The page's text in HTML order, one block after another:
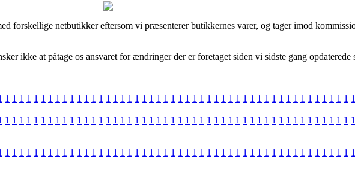
forskellige netbutikker eftersom vi præsenterer butikkernes varer, og tager imod
ikke at påtage os ansvaret for ændringer der er foretaget siden vi sidste gang opdaterede
1 1 1 1 1 1 1 1 1 1 1 1 1 1 1 1 1 1 1 1 1 1 1 1 1 1 1 1 1 1 1 1 1 1 1 1 1 1 1 1 1 1 1 1 1 1 1 1 1
1 1 1 1 1 1 1 1 1 1 1 1 1 1 1 1 1 1 1 1 1 1 1 1 1 1 1 1 1 1 1 1 1 1 1 1 1 1 1 1 1 1 1 1 1 1 1 1 1
1 1 1 1 1 1 1 1 1 1 1 1 1 1 1 1 1 1 1 1 1 1 1 1 1 1 1 1 1 1 1 1 1 1 1 1 1 1 1 1 1 1 1 1 1 1 1 1 1